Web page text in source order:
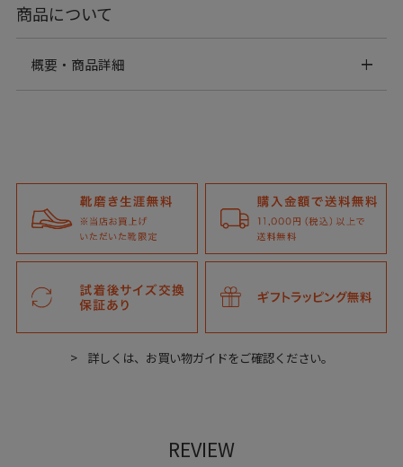
商品について
概要・商品詳細
詳しくは、お買い物ガイドをご確認ください。
REVIEW